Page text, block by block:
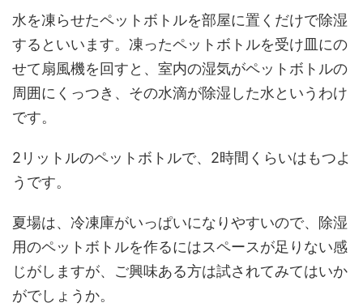
水を凍らせたペットボトルを部屋に置くだけで除湿
するといいます。凍ったペットボトルを受け皿にの
せて扇風機を回すと、室内の湿気がペットボトルの
周囲にくっつき、その水滴が除湿した水というわけ
です。
2リットルのペットボトルで、2時間くらいはもつよ
うです。
夏場は、冷凍庫がいっぱいになりやすいので、除湿
用のペットボトルを作るにはスペースが足りない感
じがしますが、ご興味ある方は試されてみてはいか
がでしょうか。